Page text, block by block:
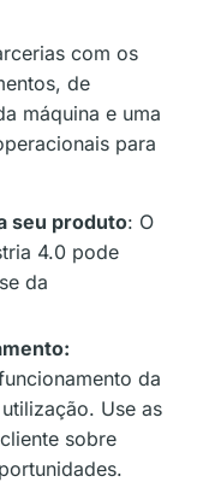
com os
de
máquina e uma
para
seu produto: O
4.0 pode
da
da
Use as
sobre